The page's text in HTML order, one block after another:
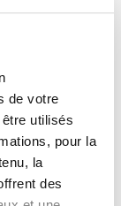
de votre
utilisés
pour la
la
des
des
la décote
de
de ce